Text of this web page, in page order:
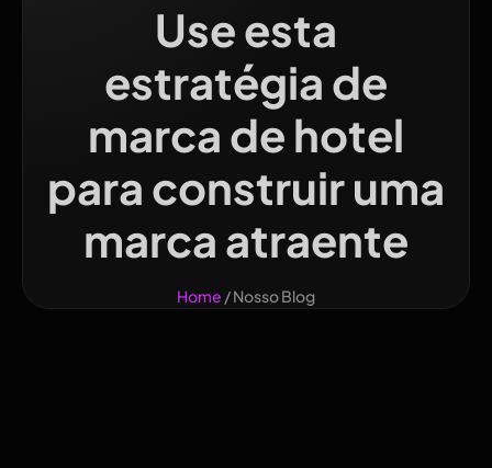
Use esta
estratégia de
marca de hotel
para construir uma
marca atraente
Home / Nosso Blog